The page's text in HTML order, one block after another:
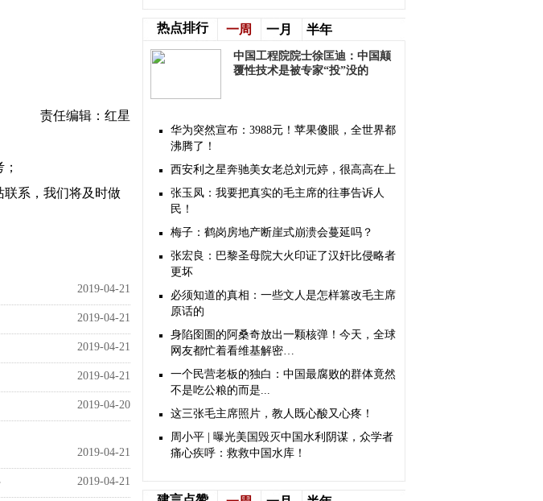
责任编辑：红星
联系，我们将及时做
2019-04-21
2019-04-21
2019-04-21
2019-04-21
2019-04-20
2019-04-21
2019-04-21
热点排行 一周 一月 半年
中国工程院院士徐匡迪：中国颠
覆性技术是被专家“投”没的
华为突然宣布：3988元！苹果傻眼，全世界都
沸腾了！
西安利之星奔驰美女老总刘元婷，很高高在上
张玉凤：我要把真实的毛主席的往事告诉人
民！
梅子：鹤岗房地产断崖式崩溃会蔓延吗？
张宏良：巴黎圣母院大火印证了汉奸比侵略者
更坏
必须知道的真相：一些文人是怎样篡改毛主席
原话的
身陷囹圄的阿桑奇放出一颗核弹！今天，全球
网友都忙着看维基解密…
一个民营老板的独白：中国最腐败的群体竟然
不是吃公粮的而是...
这三张毛主席照片，教人既心酸又心疼！
周小平 | 曝光美国毁灭中国水利阴谋，众学者
痛心疾呼：救救中国水库！